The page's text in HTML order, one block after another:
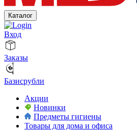
Каталог
Вход
Заказы
Базисрубли
Акции
Новинки
Предметы гигиены
Товары для дома и офиса